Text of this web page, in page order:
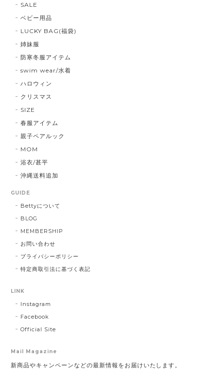
SALE
ベビー用品
LUCKY BAG(福袋)
姉妹服
防寒冬服アイテム
swim wear/水着
ハロウィン
クリスマス
SIZE
春服アイテム
親子ペアルック
MOM
浴衣/甚平
沖縄送料追加
GUIDE
Bettyについて
BLOG
MEMBERSHIP
お問い合わせ
プライバシーポリシー
特定商取引法に基づく表記
LINK
Instagram
Facebook
Official Site
Mail Magazine
新商品やキャンペーンなどの最新情報をお届けいたします。